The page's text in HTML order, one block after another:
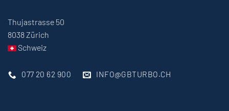
Thujastrasse 50
8038 Zürich
Schweiz
077 20 62 900 INFO@GBTURBO.CH